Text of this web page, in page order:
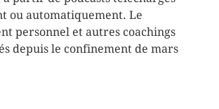
ou automatiquement. Le
personnel et autres coachings
depuis le confinement de mars